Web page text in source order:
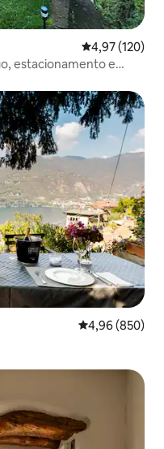
4,97 de uma
4,97 (120)
estacionamento e
4,96 de uma
4,96 (850)